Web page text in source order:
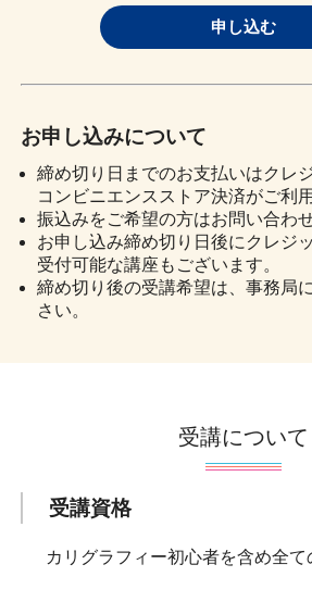
申し込む
お申し込みについて
締め切り日までのお支払いはクレ
コンビニエンスストア決済がご利
振込みをご希望の方はお問い合わ
お申し込み締め切り日後にクレジ
受付可能な講座もございます。
締め切り後の受講希望は、事務局
さい。
受講について
受講資格
カリグラフィー初心者を含め全て